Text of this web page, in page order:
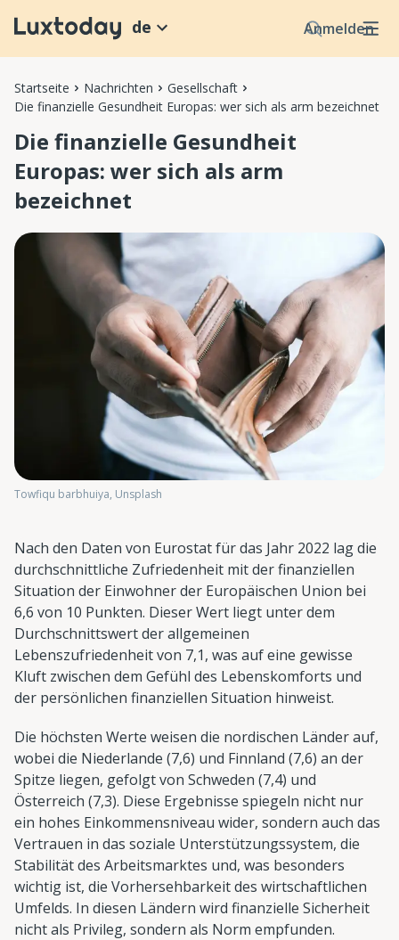
Anmelden
de
Startseite Nachrichten
Gesellschaft
Die finanzielle Gesundheit Europas: wer sich als arm bezeichnet
Die finanzielle Gesundheit
Europas: wer sich als arm
bezeichnet
Towfiqu barbhuiya, Unsplash
Nach den Daten von Eurostat für das Jahr 2022 lag die
durchschnittliche Zufriedenheit mit der finanziellen
Situation der Einwohner der Europäischen Union bei
6,6 von 10 Punkten. Dieser Wert liegt unter dem
Durchschnittswert der allgemeinen
Lebenszufriedenheit von 7,1, was auf eine gewisse
Kluft zwischen dem Gefühl des Lebenskomforts und
der persönlichen finanziellen Situation hinweist.
Die höchsten Werte weisen die nordischen Länder auf,
wobei die Niederlande (7,6) und Finnland (7,6) an der
Spitze liegen, gefolgt von Schweden (7,4) und
Österreich (7,3). Diese Ergebnisse spiegeln nicht nur
ein hohes Einkommensniveau wider, sondern auch das
Vertrauen in das soziale Unterstützungssystem, die
Stabilität des Arbeitsmarktes und, was besonders
wichtig ist, die Vorhersehbarkeit des wirtschaftlichen
Umfelds. In diesen Ländern wird finanzielle Sicherheit
nicht als Privileg, sondern als Norm empfunden.